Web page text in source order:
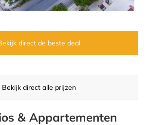
direct de beste deal
Bekijk direct alle prijzen
& Appartementen